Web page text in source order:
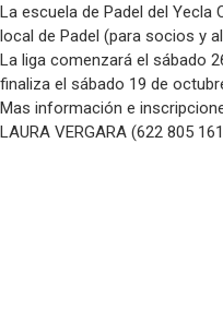
La escuela de Padel del Yecla
local de Padel (para socios y
La liga comenzará el sábado
finaliza el sábado 19 de
Mas información e
LAURA VERGARA (622 805